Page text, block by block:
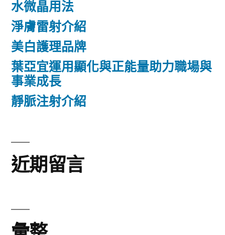
水微晶用法
淨膚雷射介紹
美白護理品牌
葉亞宜運用顯化與正能量助力職場與
事業成長
靜脈注射介紹
近期留言